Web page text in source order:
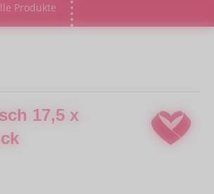
oder Schließe das Dropdown der
Produkte
Öffne oder Schließe das
17,5 x